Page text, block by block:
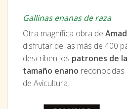
Gallinas enanas de raza
Otra magnífica obra de
disfrutar de las más de 400
describen los patrones de
tamaño enano reconocidas
de Avicultura.